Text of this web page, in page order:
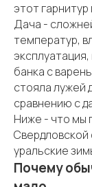
этот
Дача -
температур,
банка с
стояла лужей
сравнению с
Ниже - что мы
уральские
Почему